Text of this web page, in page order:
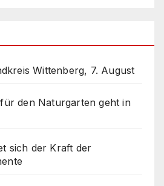
Wittenberg, 7. August
den Naturgarten geht in
sich der Kraft der